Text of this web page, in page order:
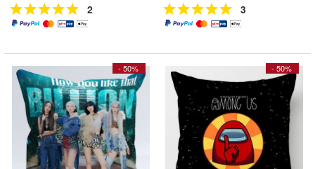
2 3
- 50% - 50%